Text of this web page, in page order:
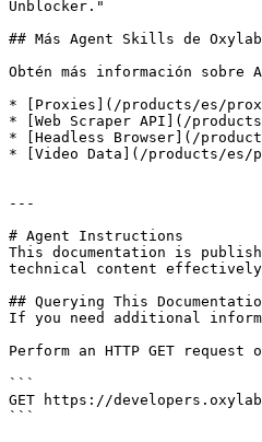
Unblocker."
## Más Agent Skills de
Obtén más información
* [Proxies](/products/es/
* [Web Scraper API](/
* [Headless Browser](/
* [Video Data](/products/es/
---
# Agent Instructions
This documentation is
technical content
## Querying This
If you need additional
Perform an HTTP GET
```
GET https://
```